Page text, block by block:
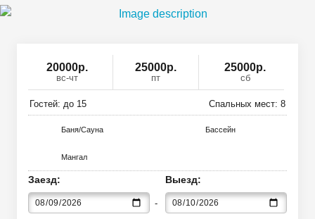
20000р.
вс-чт
25000р.
пт
25000р.
сб
Гостей: до 15 Спальных мест: 8
Баня/Сауна Басcейн
Мангал
Заезд: Выезд: